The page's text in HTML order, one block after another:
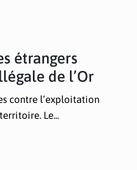
étrangers
de l’Or
contre l’exploitation
Le...